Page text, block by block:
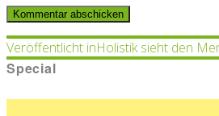
Beitragsnavigation
Veröffentlicht inHolistik sieht den
Special